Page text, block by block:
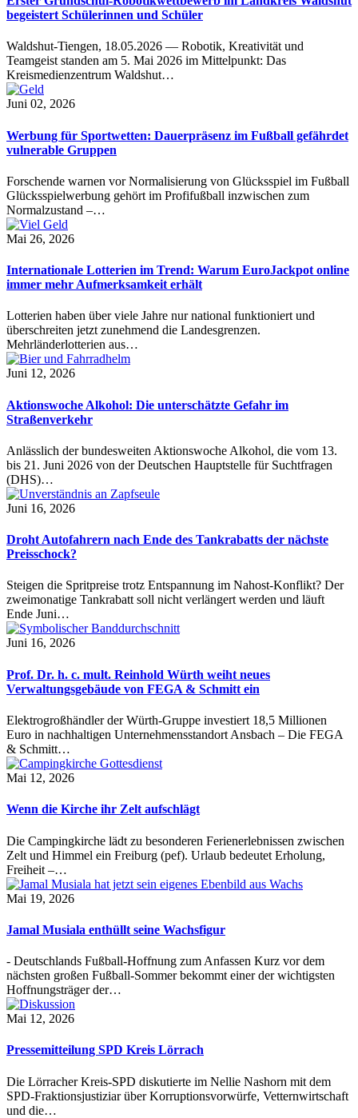
begeistert Schülerinnen und Schüler
Waldshut-Tiengen, 18.05.2026 — Robotik, Kreativität und
Teamgeist standen am 5. Mai 2026 im Mittelpunkt: Das
Kreismedienzentrum Waldshut…
Juni 02, 2026
Werbung für Sportwetten: Dauerpräsenz im Fußball gefährdet
vulnerable Gruppen
Forschende warnen vor Normalisierung von Glücksspiel im Fußball
Glücksspielwerbung gehört im Profifußball inzwischen zum
Normalzustand –…
Mai 26, 2026
Internationale Lotterien im Trend: Warum EuroJackpot online
immer mehr Aufmerksamkeit erhält
Lotterien haben über viele Jahre nur national funktioniert und
überschreiten jetzt zunehmend die Landesgrenzen.
Mehrländerlotterien aus…
Juni 12, 2026
Aktionswoche Alkohol: Die unterschätzte Gefahr im
Straßenverkehr
Anlässlich der bundesweiten Aktionswoche Alkohol, die vom 13.
bis 21. Juni 2026 von der Deutschen Hauptstelle für Suchtfragen
(DHS)…
Juni 16, 2026
Droht Autofahrern nach Ende des Tankrabatts der nächste
Preisschock?
Steigen die Spritpreise trotz Entspannung im Nahost-Konflikt? Der
zweimonatige Tankrabatt soll nicht verlängert werden und läuft
Ende Juni…
Juni 16, 2026
Prof. Dr. h. c. mult. Reinhold Würth weiht neues
Verwaltungsgebäude von FEGA & Schmitt ein
Elektrogroßhändler der Würth-Gruppe investiert 18,5 Millionen
Euro in nachhaltigen Unternehmensstandort Ansbach – Die FEGA
& Schmitt…
Mai 12, 2026
Wenn die Kirche ihr Zelt aufschlägt
Die Campingkirche lädt zu besonderen Ferienerlebnissen zwischen
Zelt und Himmel ein Freiburg (pef). Urlaub bedeutet Erholung,
Freiheit –…
Mai 19, 2026
Jamal Musiala enthüllt seine Wachsfigur
- Deutschlands Fußball-Hoffnung zum Anfassen Kurz vor dem
nächsten großen Fußball-Sommer bekommt einer der wichtigsten
Hoffnungsträger der…
Mai 12, 2026
Pressemitteilung SPD Kreis Lörrach
Die Lörracher Kreis-SPD diskutierte im Nellie Nashorn mit dem
SPD-Fraktionsjustiziar über Korruptionsvorwürfe, Vetternwirtschaft
und die…